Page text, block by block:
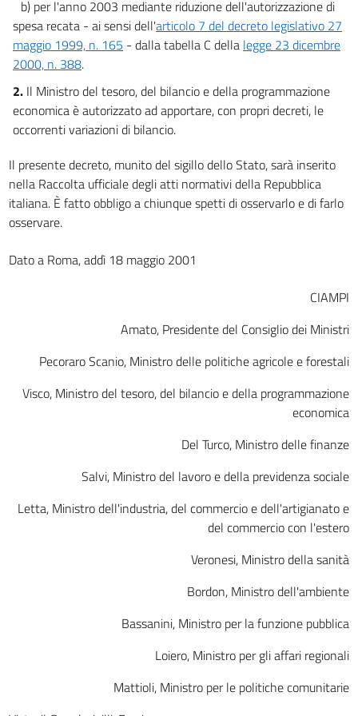
22
23
24
25
26
27
28
29
30
Capo V
35
36
Allegato 1
b) per l'anno 2003 mediante riduzione dell'autorizzazione di
spesa recata - ai sensi dell'articolo 7 del decreto legislativo 27
maggio 1999, n. 165 - dalla tabella C della legge 23 dicembre
2000, n. 388.
2. Il Ministro del tesoro, del bilancio e della programmazione
economica è autorizzato ad apportare, con propri decreti, le
occorrenti variazioni di bilancio.
Il presente decreto, munito del sigillo dello Stato, sarà inserito
nella Raccolta ufficiale degli atti normativi della Repubblica
italiana. È fatto obbligo a chiunque spetti di osservarlo e di farlo
osservare.
Dato a Roma, addì 18 maggio 2001
CIAMPI
Amato, Presidente del Consiglio dei Ministri
Pecoraro Scanio, Ministro delle politiche agricole e forestali
Visco, Ministro del tesoro, del bilancio e della programmazione
economica
Del Turco, Ministro delle finanze
Salvi, Ministro del lavoro e della previdenza sociale
Letta, Ministro dell'industria, del commercio e dell'artigianato e
del commercio con l'estero
Veronesi, Ministro della sanità
Bordon, Ministro dell'ambiente
Bassanini, Ministro per la funzione pubblica
Loiero, Ministro per gli affari regionali
Mattioli, Ministro per le politiche comunitarie